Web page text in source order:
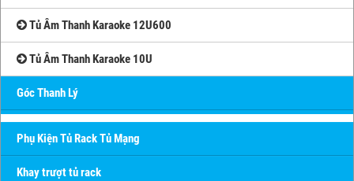
Tủ Âm Thanh Karaoke 12U600
Tủ Âm Thanh Karaoke 10U
Góc Thanh Lý
Phụ Kiện Tủ Rack Tủ Mạng
Khay trượt tủ rack